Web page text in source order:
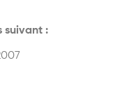
suivant :